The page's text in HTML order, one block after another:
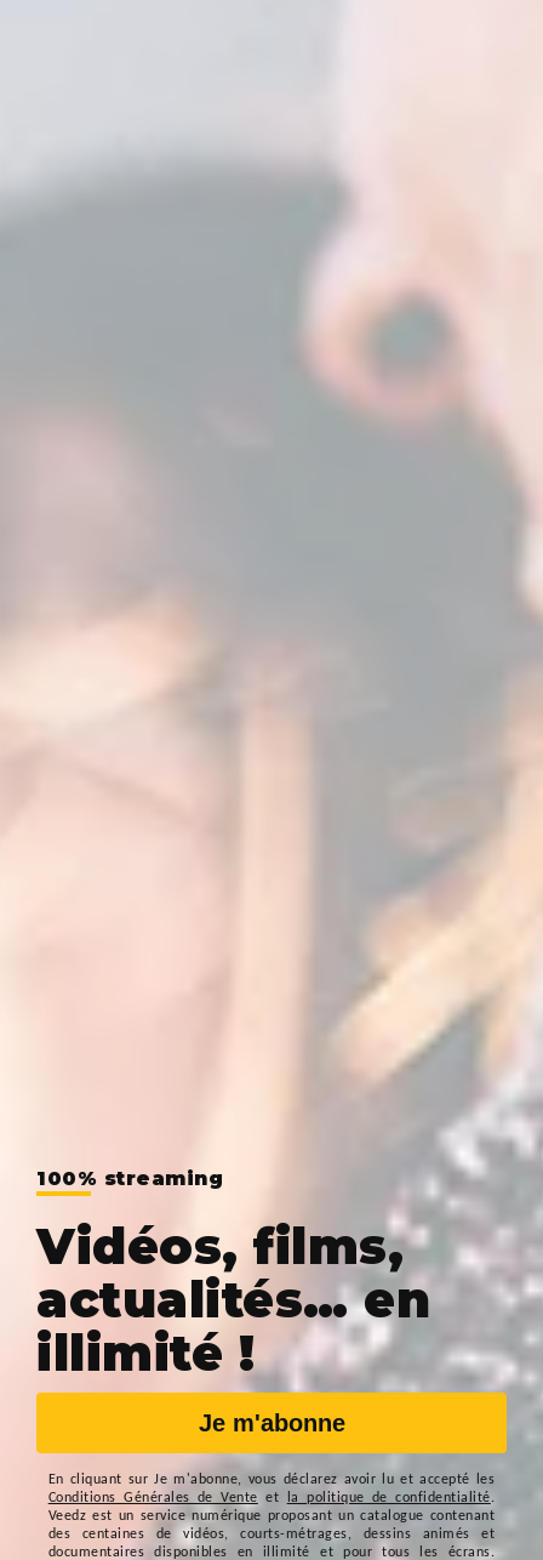
100% streaming
Vidéos, films,
actualités… en
illimité !
Je m'abonne
En cliquant surJe m'abonne, vous déclarez avoir lu et accepté les
Conditions Générales de Vente et la politique de confidentialité.
Veedz est un service numérique proposant un catalogue contenant
des centaines de vidéos, courts-métrages, dessins animés et
documentaires disponibles en illimité et pour tous les écrans.